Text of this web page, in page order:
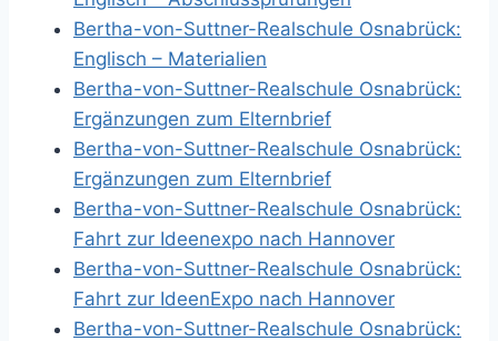
Bertha-von-Suttner-Realschule Osnabrück:
Englisch – Materialien
Bertha-von-Suttner-Realschule Osnabrück:
Ergänzungen zum Elternbrief
Bertha-von-Suttner-Realschule Osnabrück:
Ergänzungen zum Elternbrief
Bertha-von-Suttner-Realschule Osnabrück:
Fahrt zur Ideenexpo nach Hannover
Bertha-von-Suttner-Realschule Osnabrück:
Fahrt zur IdeenExpo nach Hannover
Bertha-von-Suttner-Realschule Osnabrück: